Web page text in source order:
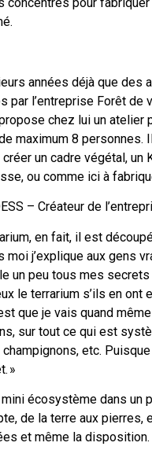
années déjà que des
par l’entreprise Forêt de
chez lui un atelier
maximum 8 personnes.
créer un cadre végétal, un
ou comme ici à
– Créateur de
en fait, il est
moi j’explique aux gens
un peu tous mes
le terrarium s’ils en ont
que je vais quand
sur tout ce qui est
etc. Puisque
»
écosystème dans un
de la terre aux pierres,
et même la disposition.